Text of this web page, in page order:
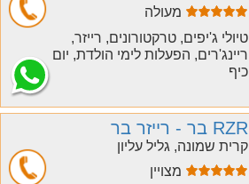
מעולה
טיולי ג'יפים, טרקטורונים, רייזר,
ריינג'רים, הפעלות לימי הולדת, יום
כיף
חייג
RZR בר - רייזר בר
קרית שמונה, גליל עליון
מצויין